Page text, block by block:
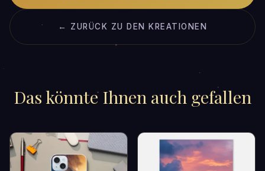
← ZURÜCK ZU DEN KREATIONEN
Das könnte Ihnen auch gefallen